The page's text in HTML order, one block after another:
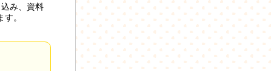
み、資料
。